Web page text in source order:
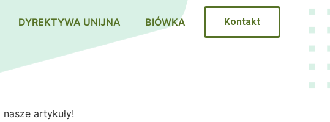
DYREKTYWA UNIJNA BIÓWKA Kontakt
artykuły!